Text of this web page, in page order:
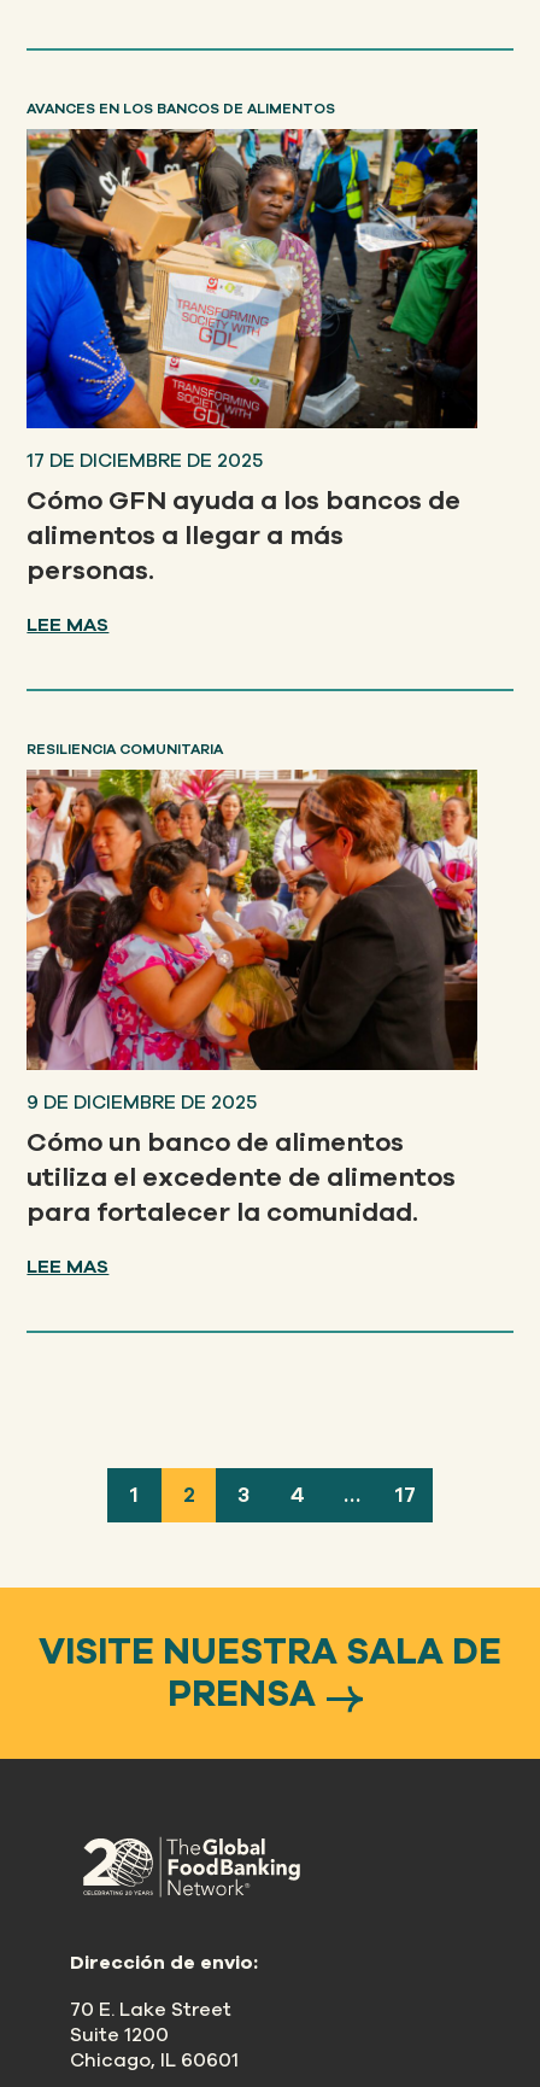
AVANCES EN LOS BANCOS DE ALIMENTOS
17 DE DICIEMBRE DE 2025
Cómo GFN ayuda a los bancos de
alimentos a llegar a más
personas.
LEE MAS
RESILIENCIA COMUNITARIA
9 DE DICIEMBRE DE 2025
Cómo un banco de alimentos
utiliza el excedente de alimentos
para fortalecer la comunidad.
LEE MAS
1 2 3 4 … 17
VISITE NUESTRA SALA DE
PRENSA
Dirección de envio:
70 E. Lake Street
Suite 1200
Chicago, IL 60601